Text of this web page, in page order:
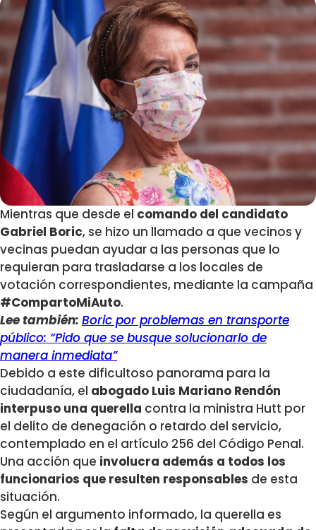
Mientras que desde el comando del candidato
Gabriel Boric, se hizo un llamado a que vecinos y
vecinas puedan ayudar a las personas que lo
requieran para trasladarse a los locales de
votación correspondientes, mediante la campaña
#CompartoMiAuto.
Lee también: Boric por problemas en transporte
público: “Pido que se busque solucionarlo de
manera inmediata”
Debido a este dificultoso panorama para la
ciudadanía, el abogado Luis Mariano Rendón
interpuso una querella contra la ministra Hutt por
el delito de denegación o retardo del servicio,
contemplado en el artículo 256 del Código Penal.
Una acción que involucra además a todos los
funcionarios que resulten responsables de esta
situación.
Según el argumento informado, la querella es